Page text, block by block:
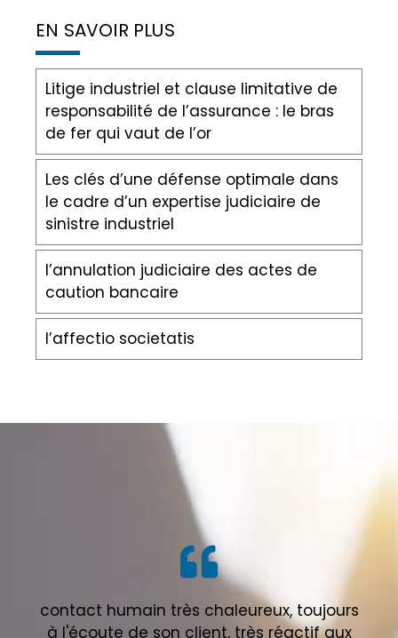
EN SAVOIR PLUS
Litige industriel et clause limitative de
responsabilité de l’assurance : le bras
de fer qui vaut de l’or
Les clés d’une défense optimale dans
le cadre d’un expertise judiciaire de
sinistre industriel
l’annulation judiciaire des actes de
caution bancaire
l’affectio societatis
contact humain très chaleureux, toujours
à l'écoute de son client, très réactif aux